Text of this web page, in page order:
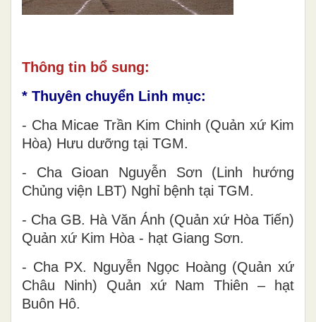
Thông tin bổ sung:
* Thuyên chuyển Linh mục:
- Cha Micae Trần Kim Chinh (Quản xứ Kim
Hòa) Hưu dưỡng tại TGM.
- Cha Gioan Nguyễn Sơn (Linh hướng
Chủng viện LBT) Nghỉ bệnh tại TGM.
- Cha GB. Hà Văn Ánh (Quản xứ Hòa Tiến)
Quản xứ Kim Hòa - hạt Giang Sơn.
- Cha PX. Nguyễn Ngọc Hoàng (Quản xứ
Châu Ninh) Quản xứ Nam Thiên – hạt
Buôn Hô.